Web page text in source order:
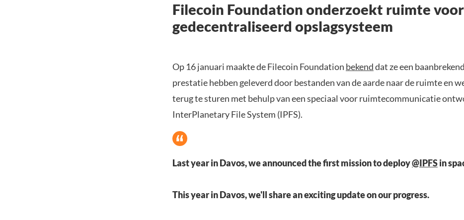
Filecoin Foundation onderzoekt ruimte voor
gedecentraliseerd opslagsysteem
Op 16 januari maakte de Filecoin Foundation bekenddat ze een
prestatie hebben geleverd door bestanden van de aarde naar de ruimte en
terug te sturen met behulp van een speciaal voor ruimtecommunicatie
InterPlanetary File System (IPFS).
Last year in Davos, we announced the first mission to deploy@IPFSin
This year in Davos, we'll share an exciting update on our progress.